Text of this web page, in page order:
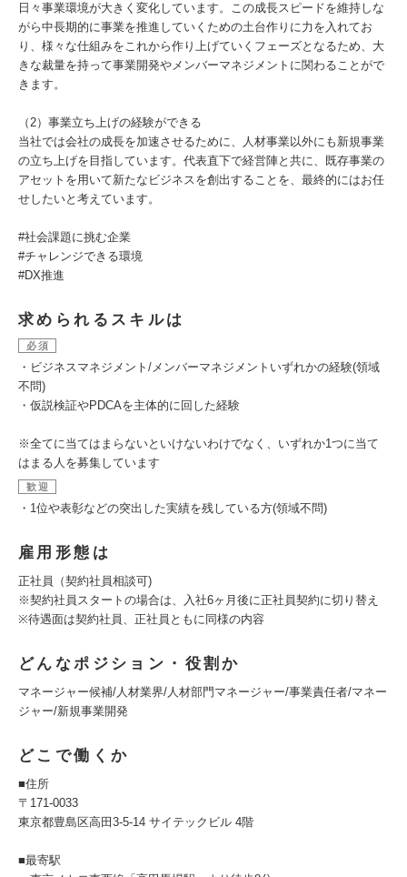
日々事業環境が大きく変化しています。この成長スピードを維持しな
がら中長期的に事業を推進していくための土台作りに力を入れてお
り、様々な仕組みをこれから作り上げていくフェーズとなるため、大
きな裁量を持って事業開発やメンバーマネジメントに関わることがで
きます。
（2）事業立ち上げの経験ができる
当社では会社の成長を加速させるために、人材事業以外にも新規事業
の立ち上げを目指しています。代表直下で経営陣と共に、既存事業の
アセットを用いて新たなビジネスを創出することを、最終的にはお任
せしたいと考えています。
#社会課題に挑む企業
#チャレンジできる環境
#DX推進
求められるスキルは
必須
・ビジネスマネジメント/メンバーマネジメントいずれかの経験(領域
不問)
・仮説検証やPDCAを主体的に回した経験
※全てに当てはまらないといけないわけでなく、いずれか1つに当て
はまる人を募集しています
歓迎
・1位や表彰などの突出した実績を残している方(領域不問)
雇用形態は
正社員（契約社員相談可)
※契約社員スタートの場合は、入社6ヶ月後に正社員契約に切り替え
※待遇面は契約社員、正社員ともに同様の内容
どんなポジション・役割か
マネージャー候補/人材業界/人材部門マネージャー/事業責任者/マネー
ジャー/新規事業開発
どこで働くか
■住所
〒171-0033
東京都豊島区高田3-5-14 サイテックビル 4階
■最寄駅